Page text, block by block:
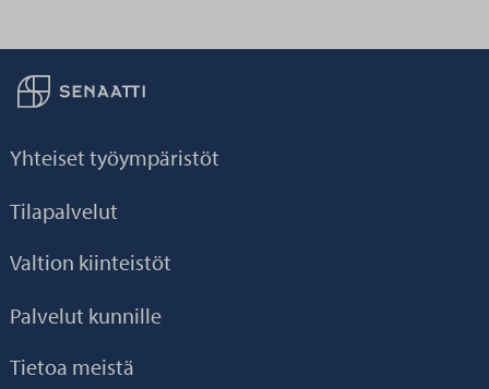
Palaa taikaisin etusivulle
Yhteiset työympäristöt
Tilapalvelut
Valtion kiinteistöt
Palvelut kunnille
Tietoa meistä